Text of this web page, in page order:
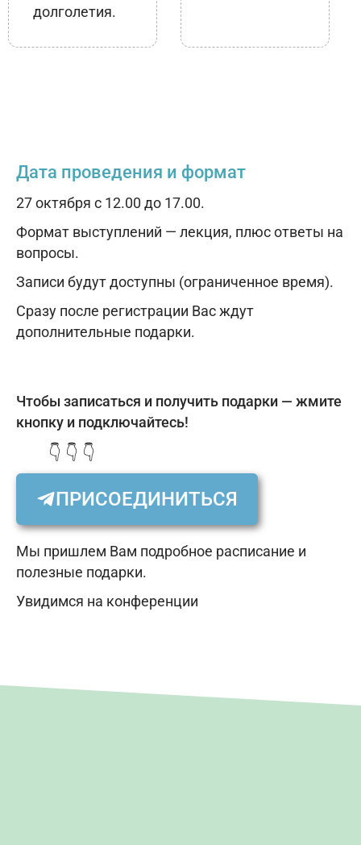
долголетия.
Дата проведения и формат
27 октября с 12.00 до 17.00.
Формат выступлений — лекция, плюс ответы на
вопросы.
Записи будут доступны (ограниченное время).
Сразу после регистрации Вас ждут
дополнительные подарки.
Чтобы записаться и получить подарки — жмите
кнопку и подключайтесь!
👇 👇 👇
ПРИСОЕДИНИТЬСЯ
Мы пришлем Вам подробное расписание и
полезные подарки.
Увидимся на конференции